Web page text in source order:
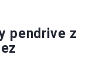
pendrive z